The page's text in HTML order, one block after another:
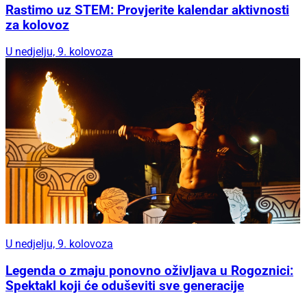
Rastimo uz STEM: Provjerite kalendar aktivnosti
za kolovoz
U nedjelju, 9. kolovoza
U nedjelju, 9. kolovoza
Legenda o zmaju ponovno oživljava u Rogoznici:
Spektakl koji će oduševiti sve generacije